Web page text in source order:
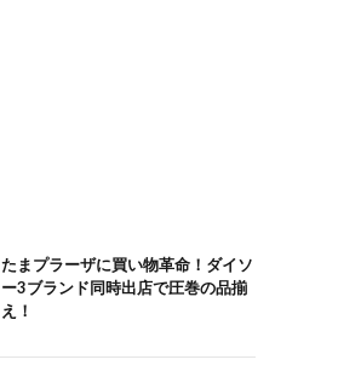
たまプラーザに買い物革命！ダイソ
ー3ブランド同時出店で圧巻の品揃
え！